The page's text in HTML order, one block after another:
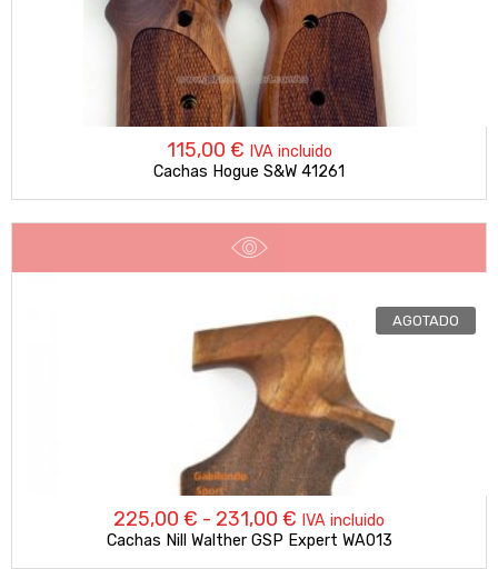
115,00 € IVA incluido
Cachas Hogue S&W 41261
AGOTADO
225,00 € - 231,00 € Rango
de
IVA incluido
Cachas Nill Walther GSP Expert WA013